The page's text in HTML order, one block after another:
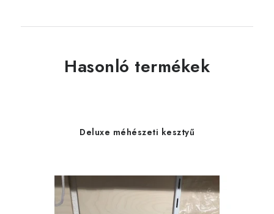
Hasonló termékek
Deluxe méhészeti kesztyű